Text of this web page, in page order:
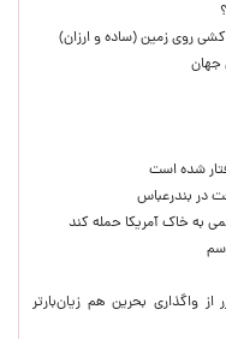
روی زمین (ساده و ارزان)
جهان
شده است
به خاک آمریکا حمله کند
واگذاری بحرین هم زیان‌بارتر